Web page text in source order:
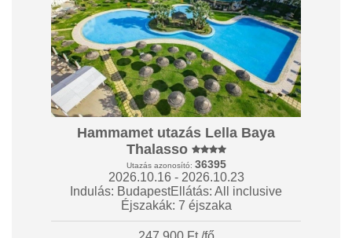
Hammamet utazás Lella Baya
Thalasso
Utazás azonosító: 36395
2026.10.16 - 2026.10.23
Indulás: BudapestEllátás: All inclusive
Éjszakák: 7 éjszaka